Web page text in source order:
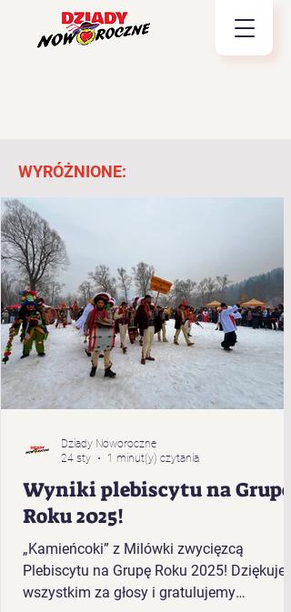
WYRÓŻNIONE:
Wyniki plebiscytu na Grupę
Roku 2025!
„Kamieńcoki” z Milówki zwycięzcą
Plebiscytu na Grupę Roku 2025!
wszystkim za głosy i gratulujemy
Dziady Noworoczne
24 sty
1 minut(y) czytania